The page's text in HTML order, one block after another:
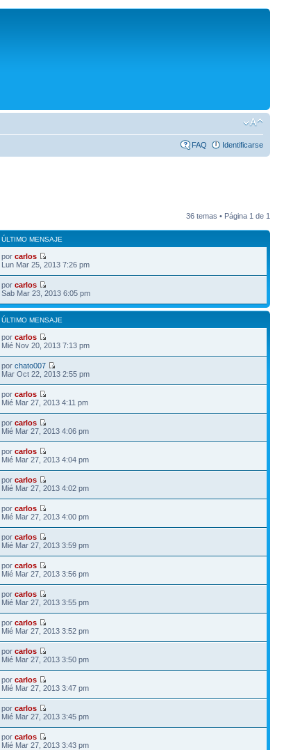
FAQ Identificarse
36 temas • Página 1 de 1
ÚLTIMO MENSAJE
porcarlos
Lun Mar 25, 2013 7:26 pm
porcarlos
Sab Mar 23, 2013 6:05 pm
ÚLTIMO MENSAJE
porcarlos
Mié Nov 20, 2013 7:13 pm
porchato007
Mar Oct 22, 2013 2:55 pm
porcarlos
Mié Mar 27, 2013 4:11 pm
porcarlos
Mié Mar 27, 2013 4:06 pm
porcarlos
Mié Mar 27, 2013 4:04 pm
porcarlos
Mié Mar 27, 2013 4:02 pm
porcarlos
Mié Mar 27, 2013 4:00 pm
porcarlos
Mié Mar 27, 2013 3:59 pm
porcarlos
Mié Mar 27, 2013 3:56 pm
porcarlos
Mié Mar 27, 2013 3:55 pm
porcarlos
Mié Mar 27, 2013 3:52 pm
porcarlos
Mié Mar 27, 2013 3:50 pm
porcarlos
Mié Mar 27, 2013 3:47 pm
porcarlos
Mié Mar 27, 2013 3:45 pm
porcarlos
Mié Mar 27, 2013 3:43 pm